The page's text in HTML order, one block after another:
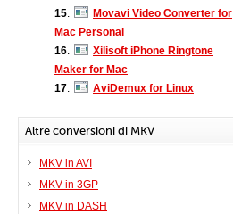
15
Movavi Video Converter for
Mac Personal
16
Xilisoft iPhone Ringtone
Maker for Mac
17
AviDemux for Linux
Altre conversioni di MKV
MKV in AVI
MKV in 3GP
MKV in DASH